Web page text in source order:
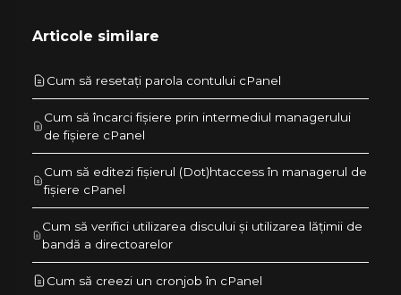
Articole similare
Cum să resetați parola contului cPanel
Cum să încarci fișiere prin intermediul managerului
de fișiere cPanel
Cum să editezi fișierul (Dot)htaccess în managerul de
fișiere cPanel
Cum să verifici utilizarea discului și utilizarea lățimii de
bandă a directoarelor
Cum să creezi un cronjob în cPanel